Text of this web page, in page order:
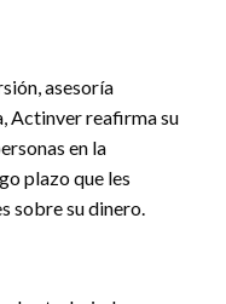
asesoría
Actinver reafirma su
en la
plazo que les
sobre su dinero.